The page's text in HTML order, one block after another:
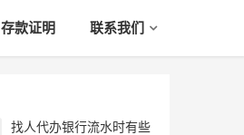
存款证明 联系我们
找人代办银行流水时有些